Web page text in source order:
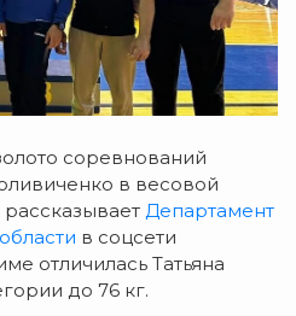
олото соревнований
в весовой
рассказывает Департамент
в соцсети
отличилась Татьяна
до 76 кг.